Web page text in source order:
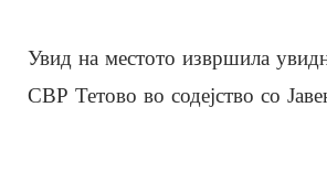
Увид на местото извршила
СВР Тетово во содејство со